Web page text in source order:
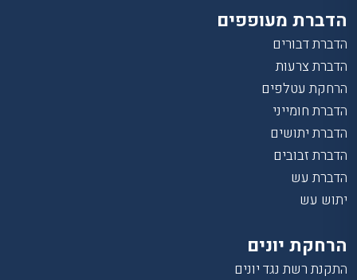
הדברת מעופפים
הדברת דבורים
הדברת צרעות
הרחקת עטלפים
הדברת חומייני
הדברת יתושים
הדברת זבובים
הדברת עש
יתוש עש
הרחקת יונים
התקנת רשת נגד יונים